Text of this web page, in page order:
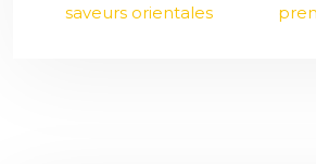
saveurs orientales